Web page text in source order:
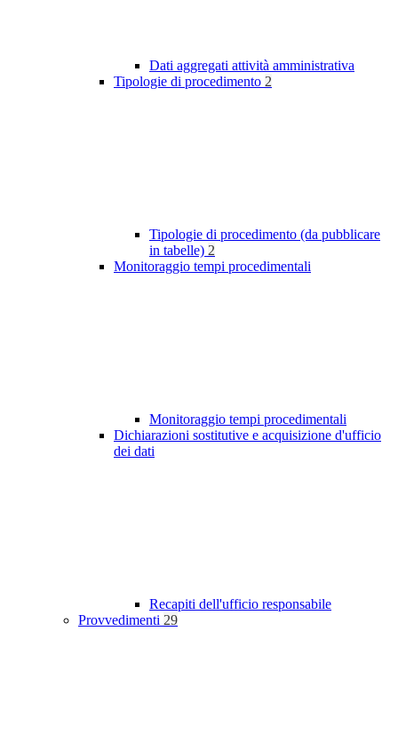
Dati aggregati attività amministrativa
Tipologie di procedimento 2
Tipologie di procedimento (da pubblicare
in tabelle) 2
Monitoraggio tempi procedimentali
Monitoraggio tempi procedimentali
Dichiarazioni sostitutive e acquisizione d'ufficio
dei dati
Recapiti dell'ufficio responsabile
Provvedimenti 29